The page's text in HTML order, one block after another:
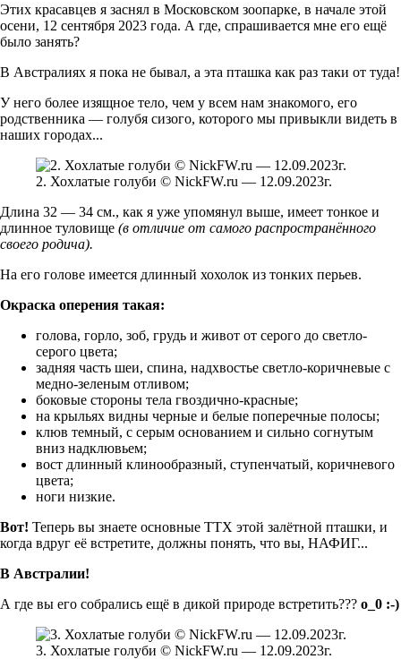
Этих красавцев я заснял в Московском зоопарке, в начале этой
осени, 12 сентября 2023 года. А где, спрашивается мне его ещё
было занять?
В Австралиях я пока не бывал, а эта пташка как раз таки от туда!
У него более изящное тело, чем у всем нам знакомого, его
родственника — голубя сизого, которого мы привыкли видеть в
наших городах...
2. Хохлатые голуби © NickFW.ru — 12.09.2023г.
Длина 32 — 34 см., как я уже упомянул выше, имеет тонкое и
длинное туловище (в отличие от самого распространённого
своего родича).
На его голове имеется длинный хохолок из тонких перьев.
Окраска оперения такая:
голова, горло, зоб, грудь и живот от серого до светло-
серого цвета;
задняя часть шеи, спина, надхвостье светло-коричневые с
медно-зеленым отливом;
боковые стороны тела гвоздично-красные;
на крыльях видны черные и белые поперечные полосы;
клюв темный, с серым основанием и сильно согнутым
вниз надклювьем;
вост длинный клинообразный, ступенчатый, коричневого
цвета;
ноги низкие.
Вот! Теперь вы знаете основные ТТХ этой залётной пташки, и
когда вдруг её встретите, должны понять, что вы, НАФИГ...
В Австралии!
А где вы его собрались ещё в дикой природе встретить??? о_0 :-)
3. Хохлатые голуби © NickFW.ru — 12.09.2023г.